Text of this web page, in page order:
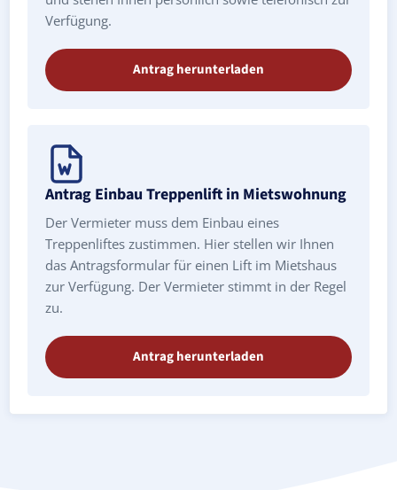
Verfügung.
Antrag herunterladen
Antrag Einbau Treppenlift in Mietswohnung
Der Vermieter muss dem Einbau eines
Treppenliftes zustimmen. Hier stellen wir Ihnen
das Antragsformular für einen Lift im Mietshaus
zur Verfügung. Der Vermieter stimmt in der Regel
zu.
Antrag herunterladen